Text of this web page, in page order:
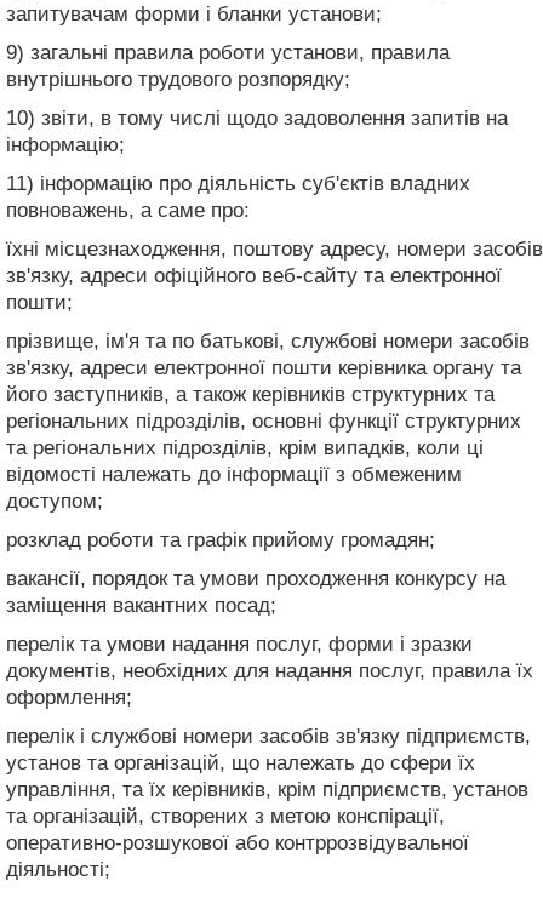
запитувачам форми і бланки установи;
9) загальні правила роботи установи, правила
внутрішнього трудового розпорядку;
10) звіти, в тому числі щодо задоволення запитів на
інформацію;
11) інформацію про діяльність суб'єктів владних
повноважень, а саме про:
їхні місцезнаходження, поштову адресу, номери засобів
зв'язку, адреси офіційного веб-сайту та електронної
пошти;
прізвище, ім'я та по батькові, службові номери засобів
зв'язку, адреси електронної пошти керівника органу та
його заступників, а також керівників структурних та
регіональних підрозділів, основні функції структурних
та регіональних підрозділів, крім випадків, коли ці
відомості належать до інформації з обмеженим
доступом;
розклад роботи та графік прийому громадян;
вакансії, порядок та умови проходження конкурсу на
заміщення вакантних посад;
перелік та умови надання послуг, форми і зразки
документів, необхідних для надання послуг, правила їх
оформлення;
перелік і службові номери засобів зв'язку підприємств,
установ та організацій, що належать до сфери їх
управління, та їх керівників, крім підприємств, установ
та організацій, створених з метою конспірації,
оперативно-розшукової або контррозвідувальної
діяльності;